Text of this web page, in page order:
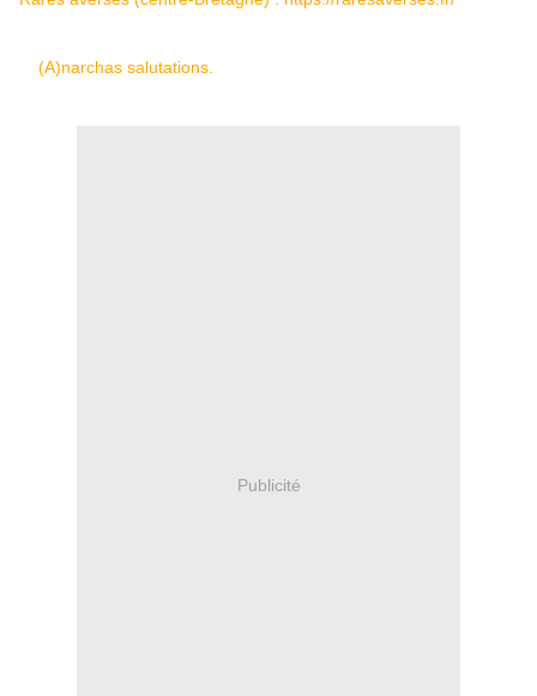
(A)narchas salutations.
Publicité